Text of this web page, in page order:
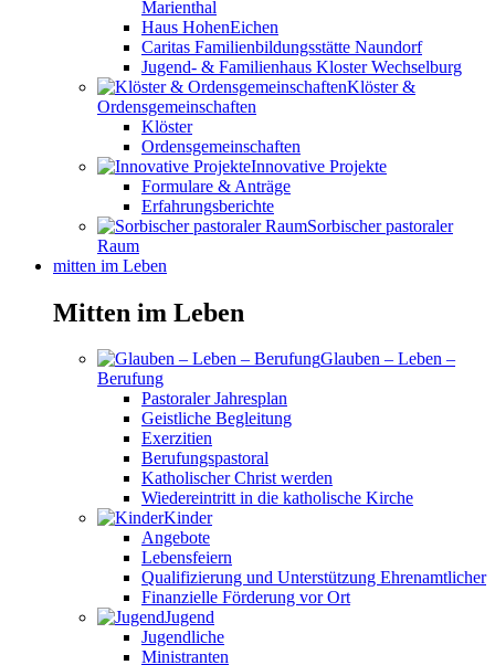
Marienthal
Haus HohenEichen
Caritas Familienbildungsstätte Naundorf
Jugend- & Familienhaus Kloster Wechselburg
Klöster &
Ordensgemeinschaften
Klöster
Ordensgemeinschaften
Innovative Projekte
Formulare & Anträge
Erfahrungsberichte
Sorbischer pastoraler
Raum
mitten im Leben
Mitten im Leben
Glauben – Leben –
Berufung
Pastoraler Jahresplan
Geistliche Begleitung
Exerzitien
Berufungspastoral
Katholischer Christ werden
Wiedereintritt in die katholische Kirche
Kinder
Angebote
Lebensfeiern
Qualifizierung und Unterstützung Ehrenamtlicher
Finanzielle Förderung vor Ort
Jugend
Jugendliche
Ministranten